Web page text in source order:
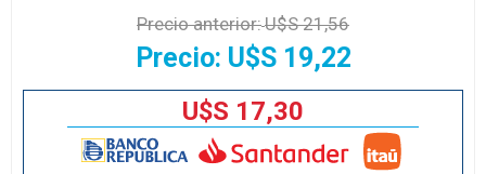
Precio anterior:U$S 21,56
Precio: U$S 19,22
U$S 17,30